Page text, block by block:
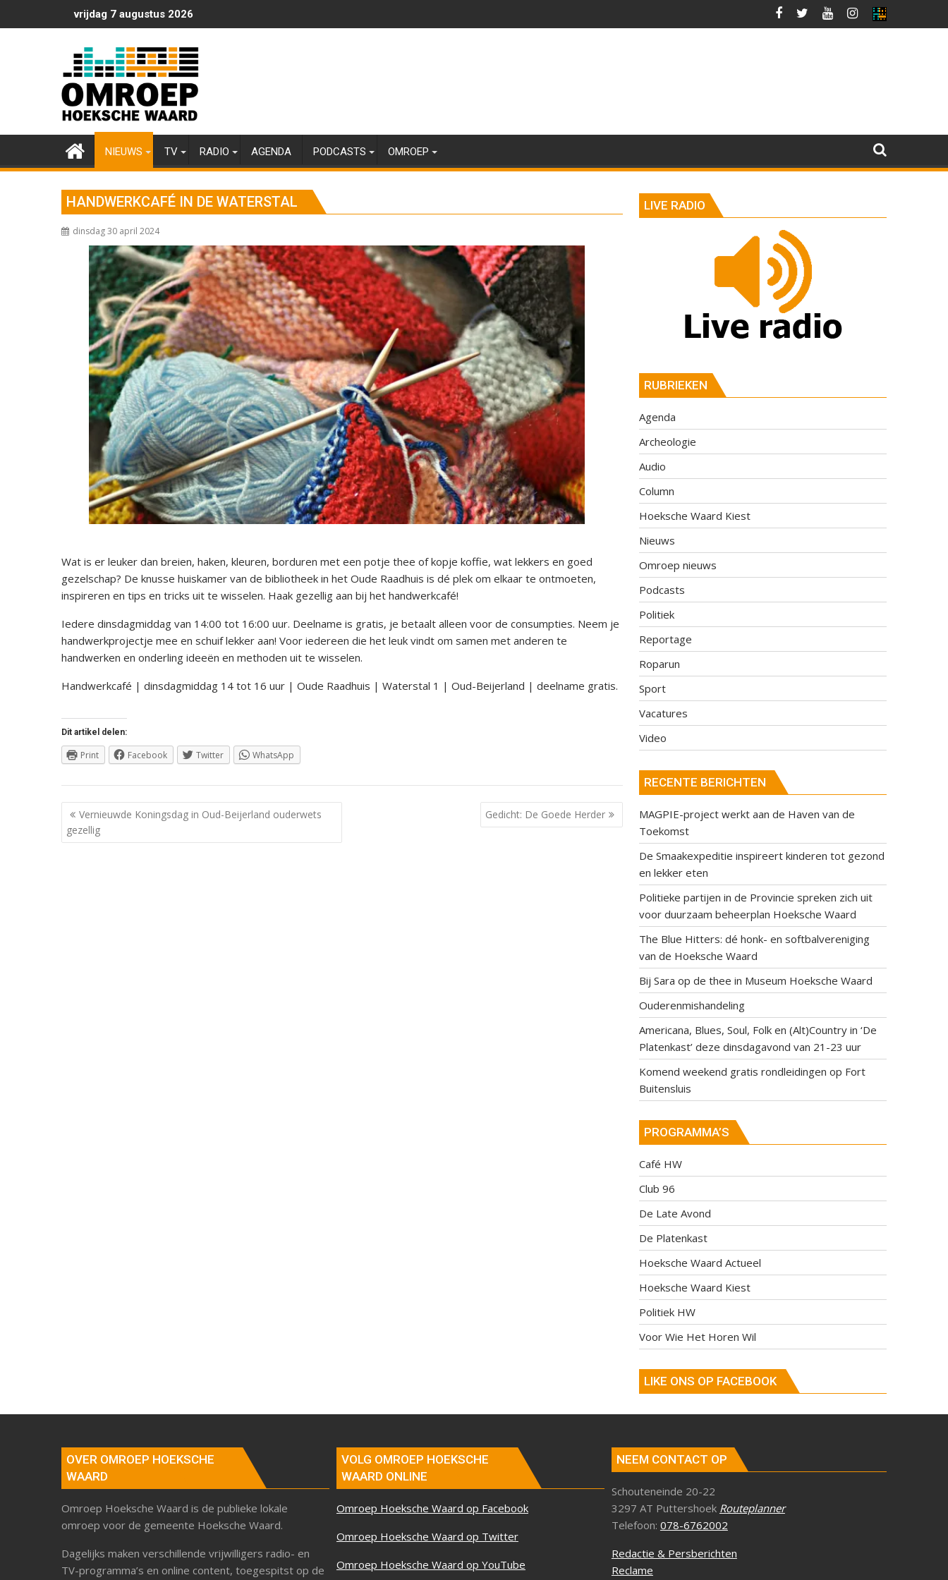
naar
vrijdag 7 augustus 2026
NIEUWS TV RADIO AGENDA PODCASTS OMROEP
HANDWERKCAFÉ IN DE WATERSTAL
dinsdag 30 april 2024
Wat is er leuker dan breien, haken, kleuren, borduren met een potje thee of kopje koffie, wat lekkers en goed
gezelschap? De knusse huiskamer van de bibliotheek in het Oude Raadhuis is dé plek om elkaar te ontmoeten,
inspireren en tips en tricks uit te wisselen. Haak gezellig aan bij het handwerkcafé!
Iedere dinsdagmiddag van 14:00 tot 16:00 uur. Deelname is gratis, je betaalt alleen voor de consumpties. Neem je
handwerkprojectje mee en schuif lekker aan! Voor iedereen die het leuk vindt om samen met anderen te
handwerken en onderling ideeën en methoden uit te wisselen.
Handwerkcafé | dinsdagmiddag 14 tot 16 uur | Oude Raadhuis | Waterstal 1 | Oud-Beijerland | deelname gratis.
Dit artikel delen:
Print Facebook Twitter WhatsApp
Berichtnavigatie
Vernieuwde Koningsdag in Oud-Beijerland ouderwets
gezellig
Gedicht: De Goede Herder
LIVE RADIO
RUBRIEKEN
Agenda
Archeologie
Audio
Column
Hoeksche Waard Kiest
Nieuws
Omroep nieuws
Podcasts
Politiek
Reportage
Roparun
Sport
Vacatures
Video
RECENTE BERICHTEN
MAGPIE-project werkt aan de Haven van de
Toekomst
De Smaakexpeditie inspireert kinderen tot gezond
en lekker eten
Politieke partijen in de Provincie spreken zich uit
voor duurzaam beheerplan Hoeksche Waard
The Blue Hitters: dé honk- en softbalvereniging
van de Hoeksche Waard
Bij Sara op de thee in Museum Hoeksche Waard
Ouderenmishandeling
Americana, Blues, Soul, Folk en (Alt)Country in ‘De
Platenkast’ deze dinsdagavond van 21-23 uur
Komend weekend gratis rondleidingen op Fort
Buitensluis
PROGRAMMA’S
Café HW
Club 96
De Late Avond
De Platenkast
Hoeksche Waard Actueel
Hoeksche Waard Kiest
Politiek HW
Voor Wie Het Horen Wil
LIKE ONS OP FACEBOOK
OVER OMROEP HOEKSCHE
WAARD
Omroep Hoeksche Waard is de publieke lokale
omroep voor de gemeente Hoeksche Waard.
Dagelijks maken verschillende vrijwilligers radio- en
TV-programma’s en online content, toegespitst op de
VOLG OMROEP HOEKSCHE
WAARD ONLINE
Omroep Hoeksche Waard op Facebook
Omroep Hoeksche Waard op Twitter
Omroep Hoeksche Waard op YouTube
NEEM CONTACT OP
Schouteneinde 20-22
3297 AT Puttershoek Routeplanner
Telefoon: 078-6762002
Redactie & Persberichten
Reclame